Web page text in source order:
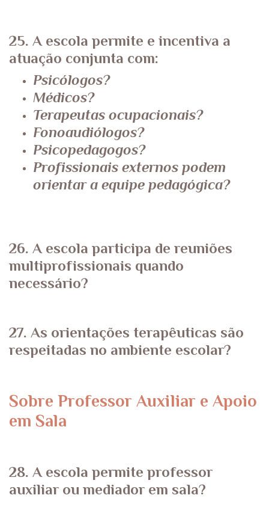
25. A escola permite e incentiva a
atuação conjunta com:
Psicólogos?
Médicos?
Terapeutas ocupacionais?
Fonoaudiólogos?
Psicopedagogos?
Profissionais externos podem
orientar a equipe pedagógica?
26. A escola participa de reuniões
multiprofissionais quando
necessário?
27. As orientações terapêuticas são
respeitadas no ambiente escolar?
Sobre Professor Auxiliar e Apoio
em Sala
28. A escola permite professor
auxiliar ou mediador em sala?